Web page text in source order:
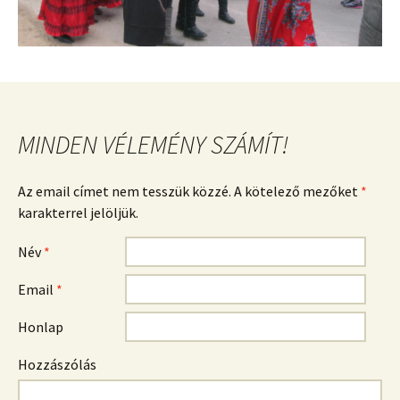
MINDEN VÉLEMÉNY SZÁMÍT!
Az email címet nem tesszük közzé. A kötelező mezőket *
karakterrel jelöljük.
Név*
Email *
Honlap
Hozzászólás